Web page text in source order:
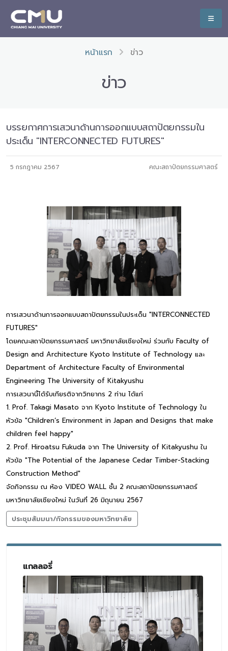
หน้าแรก ข่าว
ข่าว
บรรยกาศการเสวนาด้านการออกแบบสถาปัตยกรรมใน
ประเด็น "INTERCONNECTED FUTURES"
5 กรกฎาคม 2567 คณะสถาปัตยกรรมศาสตร์
การเสวนาด้านการออกแบบสถาปัตยกรรมในประเด็น "INTERCONNECTED
FUTURES"
โดยคณะสถาปัตยกรรมศาสตร์ มหาวิทยาลัยเชียงใหม่ ร่วมกับ Faculty of
Design and Architecture Kyoto Institute of Technology และ
Department of Architecture Faculty of Environmental
Engineering The University of Kitakyushu
การเสวนานี้ได้รับเกียรติจากวิทยากร 2 ท่าน ได้แก่
1. Prof. Takagi Masato จาก Kyoto Institute of Technology ใน
หัวข้อ "Children’s Environment in Japan and Designs that make
children feel happy"
2. Prof. Hiroatsu Fukuda จาก The University of Kitakyushu ใน
หัวข้อ "The Potential of the Japanese Cedar Timber-Stacking
Construction Method"
จัดกิจกรรม ณ ห้อง VIDEO WALL ชั้น 2 คณะสถาปัตยกรรมศาสตร์
มหาวิทยาลัยเชียงใหม่ ในวันที่ 26 มิถุนายน 2567
ประชุมสัมมนา/กิจกรรมของมหาวิทยาลัย
แกลลอรี่